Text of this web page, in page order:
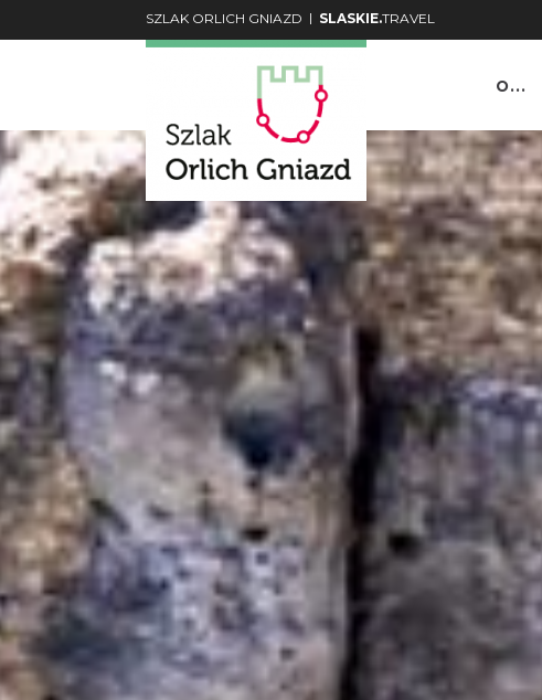
SZLAK ORLICH GNIAZD | SLASKIE.TRAVEL
O...